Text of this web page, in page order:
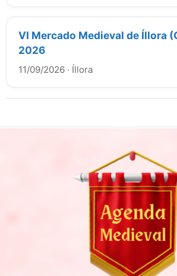
VI Mercado Medieval de Íllora
2026
11/09/2026 · Íllora